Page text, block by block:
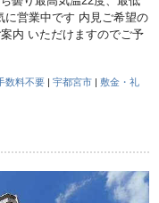
に営業中です 内見ご希望の
内 いただけますのでご予
数料不要 |宇都宮市 |敷金・礼